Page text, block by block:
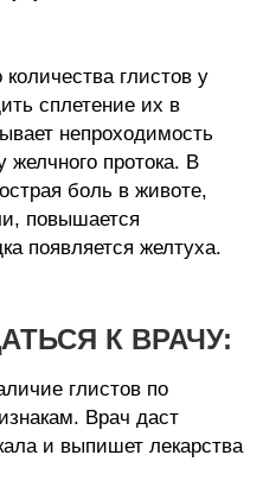
глистов у
сплетение их в
непроходимость
желчного протока. В
боль в животе,
повышается
появляется желтуха.
К ВРАЧУ:
глистов по
Врач даст
и выпишет лекарства